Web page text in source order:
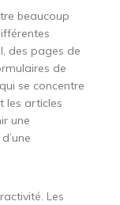
beaucoup
des pages de
de
se concentre
les articles
une
Les